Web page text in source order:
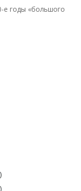
е годы «большого